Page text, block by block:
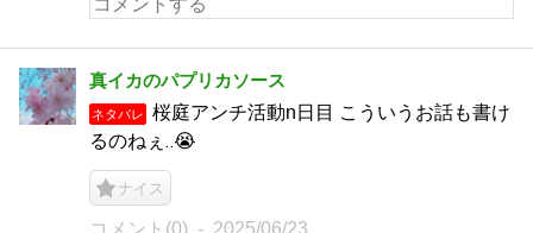
真イカのパプリカソース
ネタバレ
桜庭アンチ活動n日目 こういうお話も書け
るのねぇ‥😭
ナイス
コメント(0) 2025/06/23